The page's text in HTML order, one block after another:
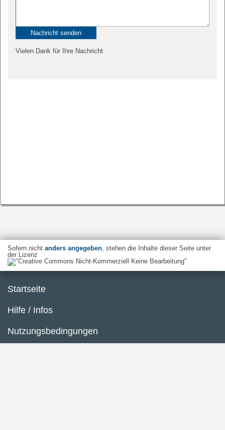
Vielen Dank für Ihre Nachricht
Sofern nicht anders angegeben, stehen die Inhalte dieser Seite unter
der Lizenz
Startseite
Hilfe / Infos
Nutzungsbedingungen